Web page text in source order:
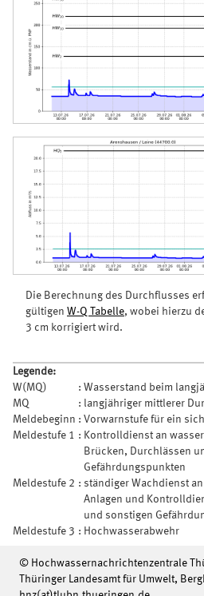
Die Berechnung des Durchflusses
gültigen W-Q Tabelle, wobei hierzu
3 cm korrigiert wird.
Legende:
W(MQ)
: Wasserstand beim
MQ
: langjähriger mittlerer
Meldebeginn : Vorwarnstufe für ein
Meldestufe 1 : Kontrolldienst an
Brücken, Durchlässen
Gefährdungspunkten
Meldestufe 2 : ständiger Wachdienst
Anlagen und
und sonstigen
Meldestufe 3 : Hochwasserabwehr
© Hochwassernachrichtenzentrale
Thüringer Landesamt für Umwelt,